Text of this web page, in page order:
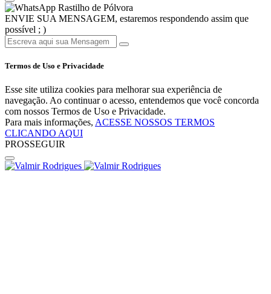
Rastilho de Pólvora
ENVIE SUA MENSAGEM, estaremos respondendo assim que
possível ; )
Termos de Uso e Privacidade
Esse site utiliza cookies para melhorar sua experiência de
navegação. Ao continuar o acesso, entendemos que você concorda
com nossos Termos de Uso e Privacidade.
Para mais informações, ACESSE NOSSOS TERMOS
CLICANDO AQUI
PROSSEGUIR